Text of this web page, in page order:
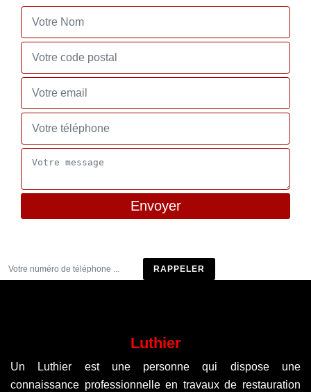
Luthier
Un Luthier est une personne qui dispose une
connaissance professionnelle en travaux de restauration